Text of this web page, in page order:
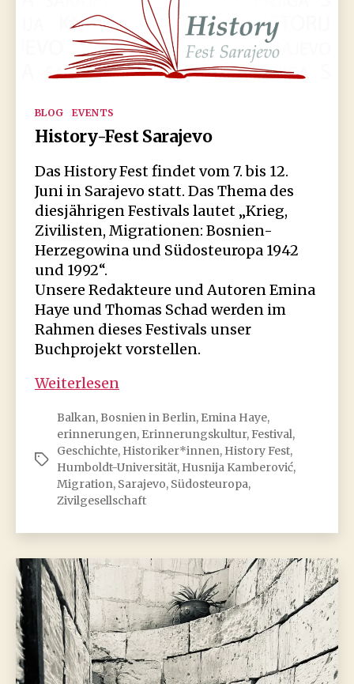
Kategorien
BLOG EVENTS
History-Fest Sarajevo
Das History Fest findet vom 7. bis 12.
Juni in Sarajevo statt. Das Thema des
diesjährigen Festivals lautet „Krieg,
Zivilisten, Migrationen: Bosnien-
Herzegowina und Südosteuropa 1942
und 1992“.
Unsere Redakteure und Autoren Emina
Haye und Thomas Schad werden im
Rahmen dieses Festivals unser
Buchprojekt vorstellen.
Weiterlesen
Sarajevo
Schlagwörter
Balkan, Bosnien in Berlin, Emina Haye,
erinnerungen, Erinnerungskultur, Festival,
Geschichte, Historiker*innen, History Fest,
Humboldt-Universität, Husnija Kamberović,
Migration, Sarajevo, Südosteuropa,
Zivilgesellschaft